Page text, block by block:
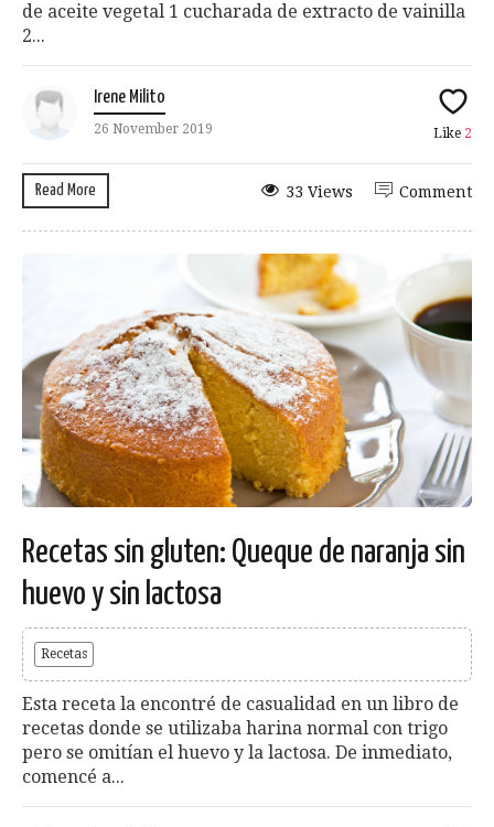
de aceite vegetal 1 cucharada de extracto de vainilla
2...
Irene Milito
26 November 2019 Like 2
Read More Comment
33 Views
Recetas sin gluten: Queque de naranja sin
huevo y sin lactosa
Recetas
Esta receta la encontré de casualidad en un libro de
recetas donde se utilizaba harina normal con trigo
pero se omitían el huevo y la lactosa. De inmediato,
comencé a...